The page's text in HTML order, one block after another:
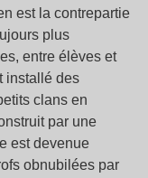
est la contrepartie
plus
entre élèves et
installé des
clans en
par une
est devenue
obnubilées par